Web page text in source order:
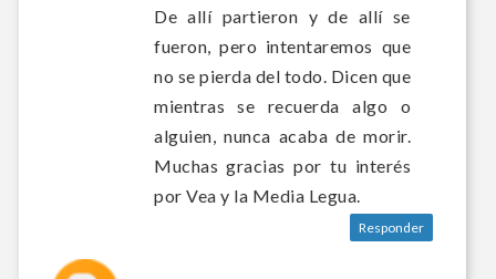
De allí partieron y de allí se
fueron, pero intentaremos que
no se pierda del todo. Dicen que
mientras se recuerda algo o
alguien, nunca acaba de morir.
Muchas gracias por tu interés
por Vea y la Media Legua.
Responder